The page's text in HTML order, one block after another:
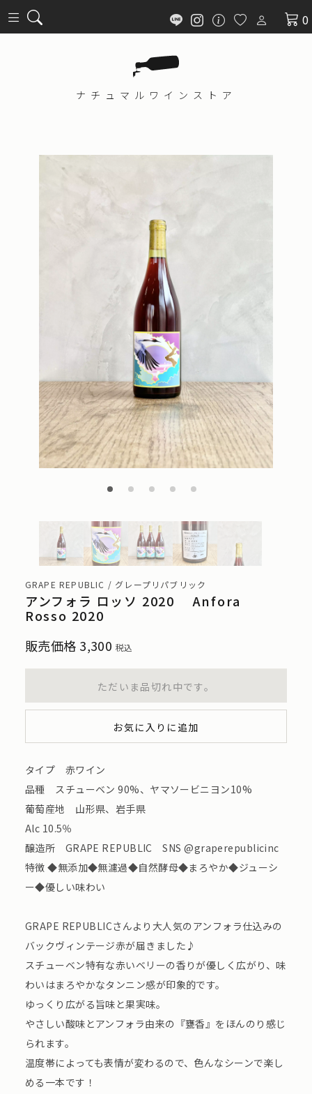
0
ナチュマル ワインストア
GRAPE REPUBLIC / グレープリパブリック
アンフォラ ロッソ 2020 Anfora
Rosso 2020
販売価格 3,300 税込
ただいま品切れ中です。
お気に入りに追加
タイプ 赤ワイン
品種 スチューベン 90%、ヤマソービニヨン10%
葡萄産地 山形県、岩手県
Alc 10.5％
醸造所 GRAPE REPUBLIC SNS @graperepublicinc
特徴 ◆無添加◆無濾過◆自然酵母◆まろやか◆ジューシ
ー◆優しい味わい
GRAPE REPUBLICさんより大人気のアンフォラ仕込みの
バックヴィンテージ赤が届きました♪
スチューベン特有な赤いベリーの香りが優しく広がり、味
わいはまろやかなタンニン感が印象的です。
ゆっくり広がる旨味と果実味。
やさしい酸味とアンフォラ由来の『甕香』をほんのり感じ
られます。
温度帯によっても表情が変わるので、色んなシーンで楽し
める一本です！